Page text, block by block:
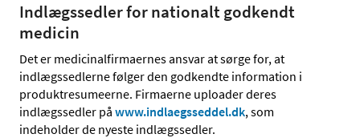
Indlægssedler for nationalt godkendt
medicin
Det er medicinalfirmaernes ansvar at sørge for, at
indlægssedlerne følger den godkendte information i
produktresumeerne. Firmaerne uploader deres
indlægssedler på www.indlaegsseddel.dk, som
indeholder de nyeste indlægssedler.